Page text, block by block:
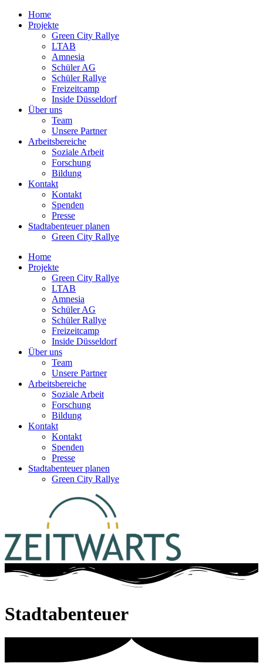
Zum
Inhalt
Home
Projekte
Green City Rallye
LTAB
Amnesia
Schüler AG
Schüler Rallye
Freizeitcamp
Inside Düsseldorf
Über uns
Team
Unsere Partner
Arbeitsbereiche
Soziale Arbeit
Forschung
Bildung
Kontakt
Kontakt
Spenden
Presse
Stadtabenteuer planen
Green City Rallye
Home
Projekte
Green City Rallye
LTAB
Amnesia
Schüler AG
Schüler Rallye
Freizeitcamp
Inside Düsseldorf
Über uns
Team
Unsere Partner
Arbeitsbereiche
Soziale Arbeit
Forschung
Bildung
Kontakt
Kontakt
Spenden
Presse
Stadtabenteuer planen
Green City Rallye
Stadtabenteuer